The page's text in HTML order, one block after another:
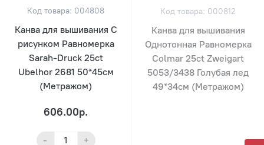
Код товара: 004808
Канва для вышивания С
рисунком Равномерка
Sarah-Druck 25ct
Ubelhor 2681 50*45см
(Метражом)
606.00р.
- +
Код товара: 000812
Канва для вышивания
Однотонная Равномерка
Colmar 25ct Zweigart
5053/3438 Голубая лед
49*34см (Метражом)